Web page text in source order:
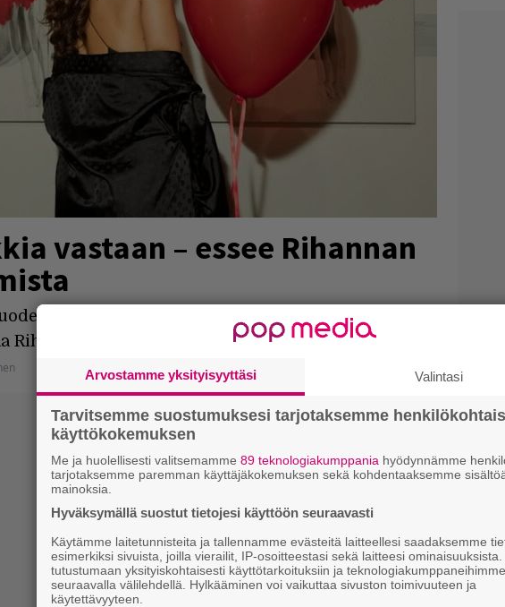
vastaan – essee Rihannan
2016 tärkeimmistä albumeista. Iida Sofia
Antista.
Arvostamme yksityisyyttäsi Valintasi
Tarvitsemme suostumuksesi tarjotaksemme
käyttökokemuksen
Me ja huolellisesti valitsemamme 89 teknologiakumppania hyödynnämme
tarjotaksemme paremman käyttäjäkokemuksen sekä kohdentaaksemme
mainoksia.
Hyväksymällä suostut tietojesi käyttöön seuraavasti
Käytämme laitetunnisteita ja tallennamme evästeitä laitteellesi saadaksemme
esimerkiksi sivuista, joilla vierailit, IP-osoitteestasi sekä laitteesi
tutustumaan yksityiskohtaisesti käyttötarkoituksiin ja teknologiakumppaneihimme
seuraavalla välilehdellä. Hylkääminen voi vaikuttaa sivuston toimivuuteen ja
käytettävyyteen.